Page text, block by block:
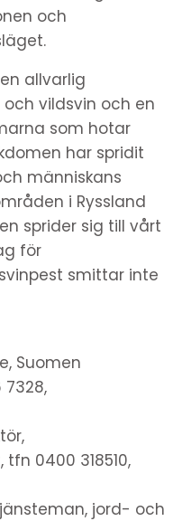
och
allvarlig
vildsvin och en
som hotar
har spridit
människans
i Ryssland
sprider sig till vårt
för
smittar inte
Suomen
0400 318510,
jord- och